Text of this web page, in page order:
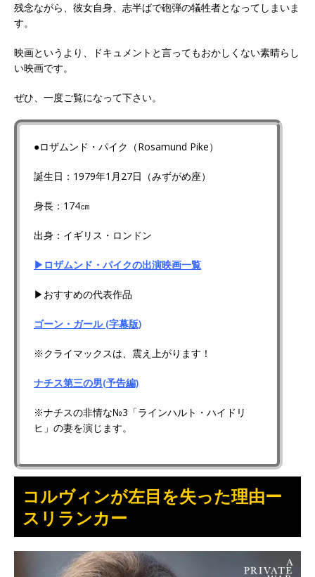
残念ながら、彼女自身、志半ばで砲弾の犠牲者となってしまいま
す。
映画というより、ドキュメントと言ってもおかしくない素晴らし
い映画です。
ぜひ、一度ご覧になって下さい。
●ロザムンド・パイク（Rosamund Pike）
誕生日：1979年1月27日（みずがめ座）
身長：174㎝
出身：イギリス・ロンドン
▶ロザムンド・パイクの出演映画一覧
▶おすすめの代表作品
ゴーン・ガール (字幕版)
※クライマックスは、震え上がります！
ナチス第三の男(予告編)
※ナチスの非情な№3「ラインハルト・ハイドリ
ヒ」の妻を演じます。
コルヴィンが左目を失った理由ー
スリランカー